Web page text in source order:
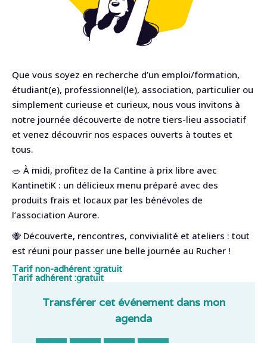
Que vous soyez en recherche d’un emploi/formation,
étudiant(e), professionnel(le), association, particulier ou
simplement curieuse et curieux, nous vous invitons à
notre journée découverte de notre tiers-lieu associatif
et venez découvrir nos espaces ouverts à toutes et
tous.
🥗 À midi, profitez de la Cantine à prix libre avec
KantinetiK : un délicieux menu préparé avec des
produits frais et locaux par les bénévoles de
l’association Aurore.
🐝 Découverte, rencontres, convivialité et ateliers : tout
est réuni pour passer une belle journée au Rucher !
Tarif non-adhérent :gratuit
Tarif adhérent :gratuit
Transférer cet événement dans mon
agenda